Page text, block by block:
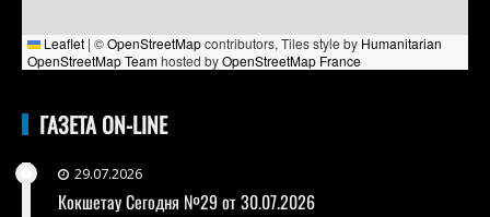
Leaflet | ©OpenStreetMapcontributors, Tiles style by Humanitarian
OpenStreetMap Teamhosted byOpenStreetMap France
ГАЗЕТА ON-LINE
29.07.2026
Кокшетау Сегодня №29 от 30.07.2026